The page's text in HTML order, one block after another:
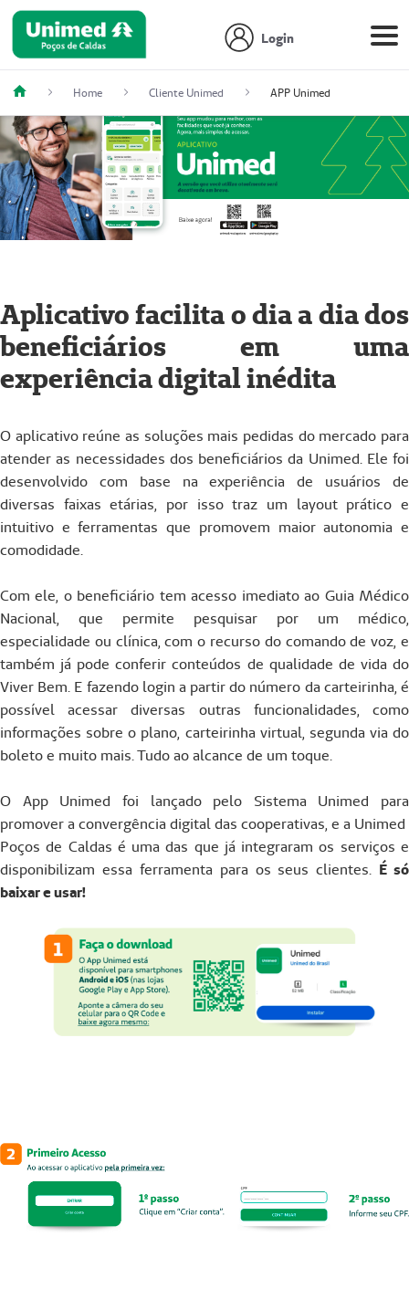
Login
Home Cliente Unimed APP Unimed
Aplicativo facilita o dia a dia dos
beneficiários em uma
experiência digital inédita
O aplicativo reúne as soluções mais pedidas do mercado para
atender as necessidades dos beneficiários da Unimed. Ele foi
desenvolvido com base na experiência de usuários de
diversas faixas etárias, por isso traz um layout prático e
intuitivo e ferramentas que promovem maior autonomia e
comodidade.
Com ele, o beneficiário tem acesso imediato ao Guia Médico
Nacional, que permite pesquisar por um médico,
especialidade ou clínica, com o recurso do comando de voz, e
também já pode conferir conteúdos de qualidade de vida do
Viver Bem. E fazendo login a partir do número da carteirinha, é
possível acessar diversas outras funcionalidades, como
informações sobre o plano, carteirinha virtual, segunda via do
boleto e muito mais. Tudo ao alcance de um toque.
O App Unimed foi lançado pelo Sistema Unimed para
promover a convergência digital das cooperativas, e a Unimed
Poços de Caldas é uma das que já integraram os serviços e
disponibilizam essa ferramenta para os seus clientes. É só
baixar e usar!